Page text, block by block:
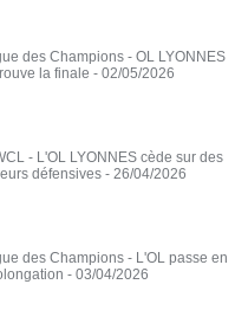
des Champions - OL LYONNES
la finale - 02/05/2026
- L'OL LYONNES cède sur des
défensives - 26/04/2026
des Champions - L'OL passe en
- 03/04/2026